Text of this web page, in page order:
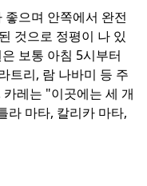
으며 안쪽에서 완전
것으로 정평이 나 있
보통 아침 5시부터
트리, 람 나바미 등 주
카레는 "이곳에는 세 개
라 마타, 칼리카 마타,